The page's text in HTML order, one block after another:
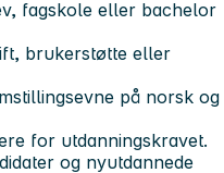
fagskole eller bachelor
brukerstøtte eller
på norsk og
for utdanningskravet.
og nyutdannede